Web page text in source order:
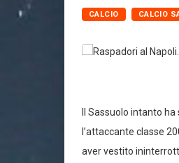
CALCIO CALCIO
Il Sassuolo intanto ha
l’attaccante classe
aver vestito